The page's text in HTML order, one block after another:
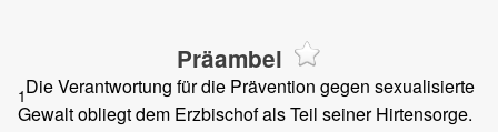
Präambel
1Die Verantwortung für die Prävention gegen sexualisierte
Gewalt obliegt dem Erzbischof als Teil seiner Hirtensorge.